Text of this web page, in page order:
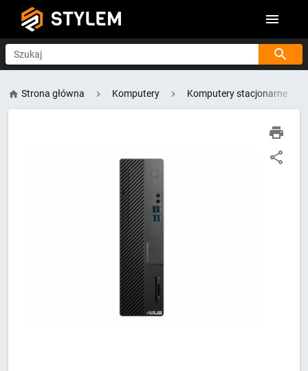
STYLEM
Szukaj
Strona główna Komputery Komputery stacjonarne